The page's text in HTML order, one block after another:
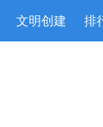
文明创建 排